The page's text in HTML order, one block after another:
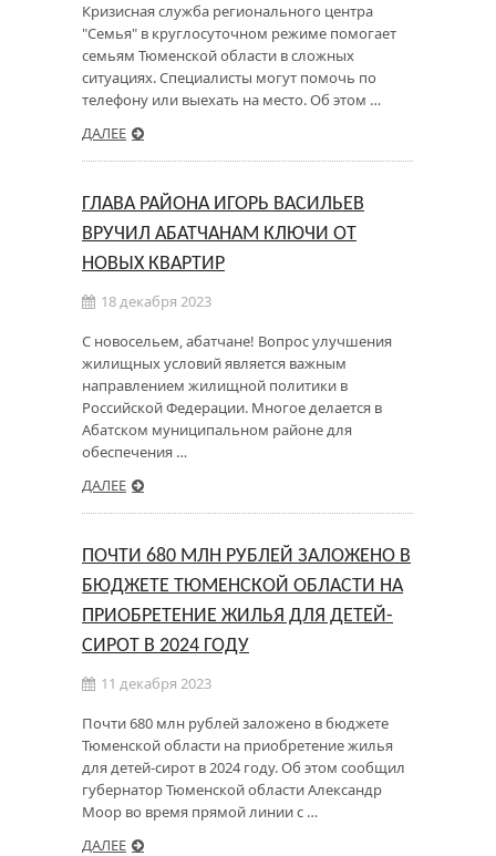
Кризисная служба регионального центра
"Семья" в круглосуточном режиме помогает
семьям Тюменской области в сложных
ситуациях. Специалисты могут помочь по
телефону или выехать на место. Об этом …
ДАЛЕЕ
ГЛАВА РАЙОНА ИГОРЬ ВАСИЛЬЕВ
ВРУЧИЛ АБАТЧАНАМ КЛЮЧИ ОТ
НОВЫХ КВАРТИР
18 декабря 2023
С новосельем, абатчане! Вопрос улучшения
жилищных условий является важным
направлением жилищной политики в
Российской Федерации. Многое делается в
Абатском муниципальном районе для
обеспечения …
ДАЛЕЕ
ПОЧТИ 680 МЛН РУБЛЕЙ ЗАЛОЖЕНО В
БЮДЖЕТЕ ТЮМЕНСКОЙ ОБЛАСТИ НА
ПРИОБРЕТЕНИЕ ЖИЛЬЯ ДЛЯ ДЕТЕЙ-
СИРОТ В 2024 ГОДУ
11 декабря 2023
Почти 680 млн рублей заложено в бюджете
Тюменской области на приобретение жилья
для детей-сирот в 2024 году. Об этом сообщил
губернатор Тюменской области Александр
Моор во время прямой линии с …
ДАЛЕЕ